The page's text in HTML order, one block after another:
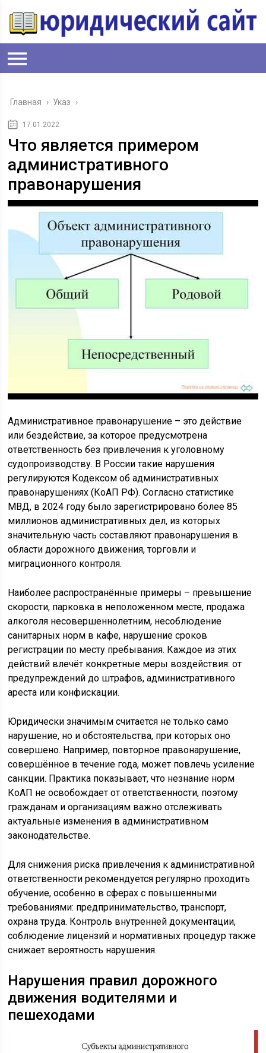
Главная › Указ ›
17.01.2022
Что является примером
административного
правонарушения
Административное правонарушение – это действие
или бездействие, за которое предусмотрена
ответственность без привлечения к уголовному
судопроизводству. В России такие нарушения
регулируются Кодексом об административных
правонарушениях (КоАП РФ). Согласно статистике
МВД, в 2024 году было зарегистрировано более 85
миллионов административных дел, из которых
значительную часть составляют правонарушения в
области дорожного движения, торговли и
миграционного контроля.
Наиболее распространённые примеры – превышение
скорости, парковка в неположенном месте, продажа
алкоголя несовершеннолетним, несоблюдение
санитарных норм в кафе, нарушение сроков
регистрации по месту пребывания. Каждое из этих
действий влечёт конкретные меры воздействия: от
предупреждений до штрафов, административного
ареста или конфискации.
Юридически значимым считается не только само
нарушение, но и обстоятельства, при которых оно
совершено. Например, повторное правонарушение,
совершённое в течение года, может повлечь усиление
санкции. Практика показывает, что незнание норм
КоАП не освобождает от ответственности, поэтому
гражданам и организациям важно отслеживать
актуальные изменения в административном
законодательстве.
Для снижения риска привлечения к административной
ответственности рекомендуется регулярно проходить
обучение, особенно в сферах с повышенными
требованиями: предпринимательство, транспорт,
охрана труда. Контроль внутренней документации,
соблюдение лицензий и нормативных процедур также
снижает вероятность нарушения.
Нарушения правил дорожного
движения водителями и
пешеходами